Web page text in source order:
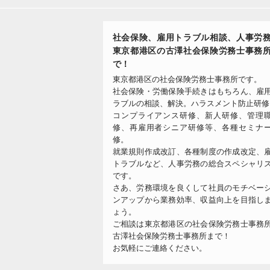
社会保険、雇用トラブル相談、人事労
東京都港区の古澤社会保険労務士事務
で！
東京都港区の社会保険労務士事務所です。
社会保険・労働保険手続きはもちろん、雇
ラブルの相談、解決。ハラスメント防止研修
コンプライアンス研修、新人研修、管理
修、再雇用者シニア研修等、各種セミナ
修。
就業規則作成改訂、各種制度の作成改定、
トラブルなど、人事労務の総合スペシャリ
です。
さあ、労務環境を良くして社員のモチベー
ンアップから業務効率、収益向上を目指し
ょう。
ご相談は東京都港区の社会保険労務士事務
古澤社会保険労務士事務所まで！
お気軽にご連絡ください。